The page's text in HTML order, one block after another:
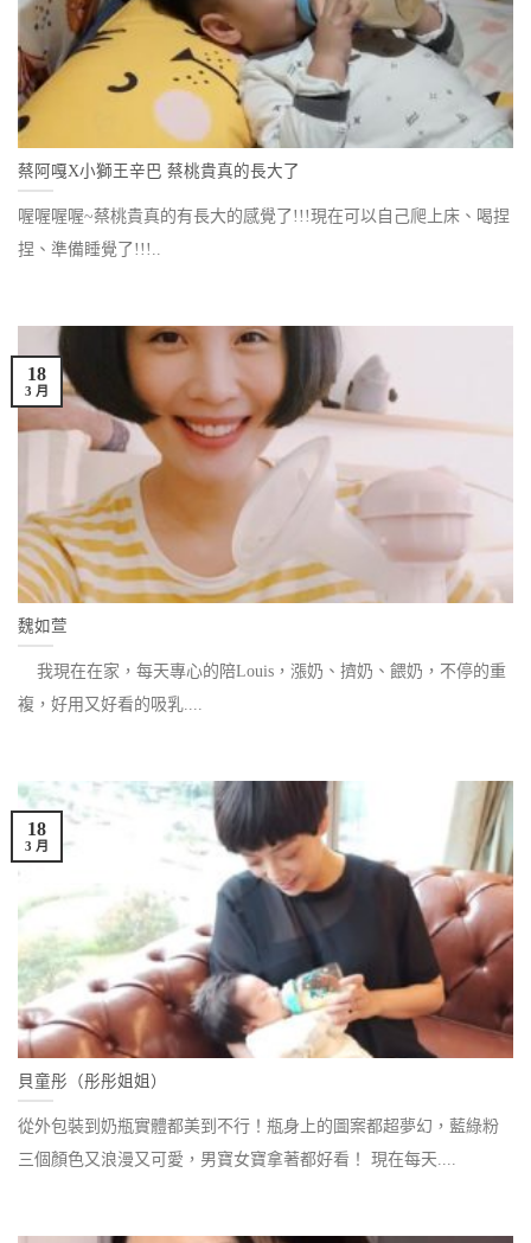
蔡阿嘎X小獅王辛巴 蔡桃貴真的長大了
喔喔喔喔~蔡桃貴真的有長大的感覺了!!!現在可以自己爬上床、喝捏
捏、準備睡覺了!!!..
魏如萱
我現在在家，每天專心的陪Louis，漲奶、擠奶、餵奶，不停的重
複，好用又好看的吸乳....
18
3 月
貝童彤（彤彤姐姐）
從外包裝到奶瓶實體都美到不行！瓶身上的圖案都超夢幻，藍綠粉
三個顏色又浪漫又可愛，男寶女寶拿著都好看！ 現在每天....
18
3 月